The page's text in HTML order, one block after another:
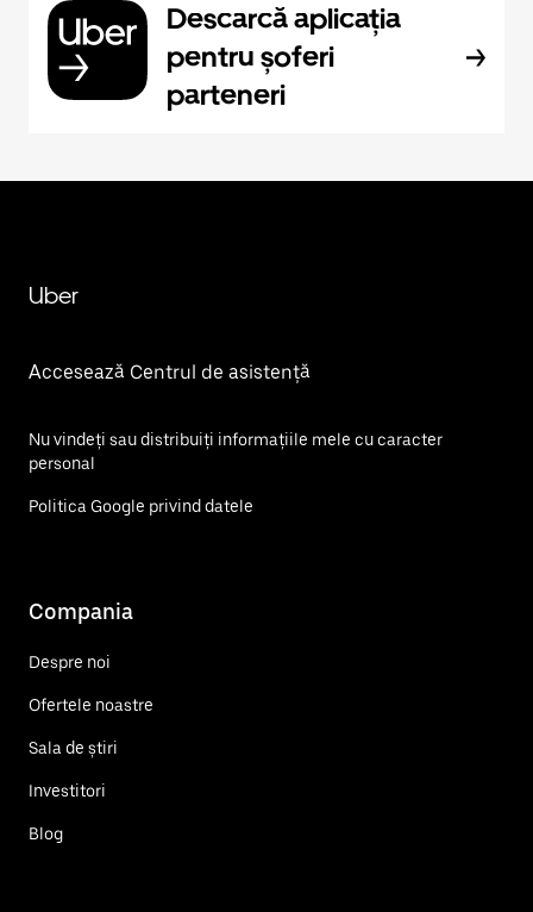
Descarcă aplicația
pentru șoferi
parteneri
Uber
Accesează Centrul de asistență
Nu vindeți sau distribuiți informațiile mele cu caracter
personal
Politica Google privind datele
Compania
Despre noi
Ofertele noastre
Sala de știri
Investitori
Blog